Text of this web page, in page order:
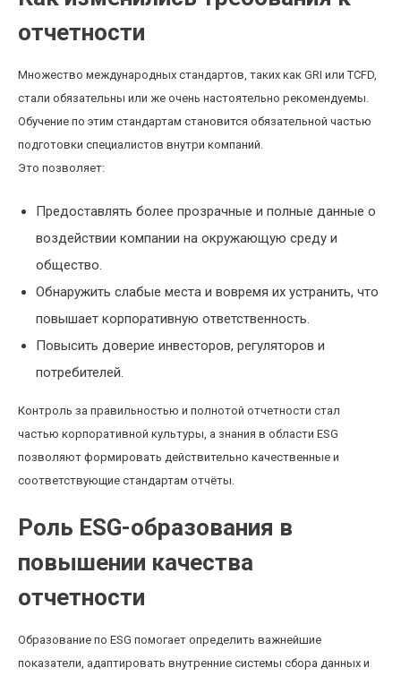
отчетности
Множество международных стандартов, таких как GRI или TCFD,
стали обязательны или же очень настоятельно рекомендуемы.
Обучение по этим стандартам становится обязательной частью
подготовки специалистов внутри компаний.
Это позволяет:
Предоставлять более прозрачные и полные данные о
воздействии компании на окружающую среду и
общество.
Обнаружить слабые места и вовремя их устранить, что
повышает корпоративную ответственность.
Повысить доверие инвесторов, регуляторов и
потребителей.
Контроль за правильностью и полнотой отчетности стал
частью корпоративной культуры, а знания в области ESG
позволяют формировать действительно качественные и
соответствующие стандартам отчёты.
Роль ESG-образования в
повышении качества
отчетности
Образование по ESG помогает определить важнейшие
показатели, адаптировать внутренние системы сбора данных и